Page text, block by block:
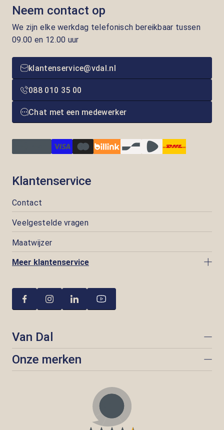
Neem contact op
We zijn elke werkdag telefonisch bereikbaar tussen
09.00 en 12.00 uur
klantenservice@vdal.nl
088 010 35 00
Chat met een medewerker
Klantenservice
Contact
Veelgestelde vragen
Maatwijzer
Meer klantenservice
Van Dal
Onze merken